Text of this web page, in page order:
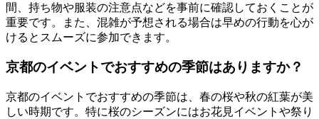
間、持ち物や服装の注意点などを事前に確認しておくことが
重要です。また、混雑が予想される場合は早めの行動を心が
けるとスムーズに参加できます。
京都のイベントでおすすめの季節はありますか？
京都のイベントでおすすめの季節は、春の桜や秋の紅葉が美
しい時期です。特に桜のシーズンにはお花見イベントや祭り